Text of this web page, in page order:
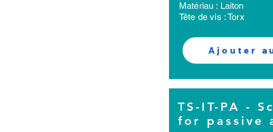
Matériau : Laiton
Tête de vis : Torx
Ajouter
TS-IT-PA -
for passive